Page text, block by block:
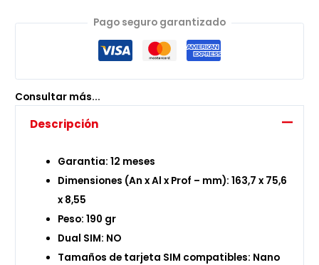
Pago seguro garantizado
Consultar más...
Descripción
Garantia: 12 meses
Dimensiones (An x Al x Prof – mm): 163,7 x 75,6
x 8,55
Peso: 190 gr
Dual SIM: NO
Tamaños de tarjeta SIM compatibles: Nano